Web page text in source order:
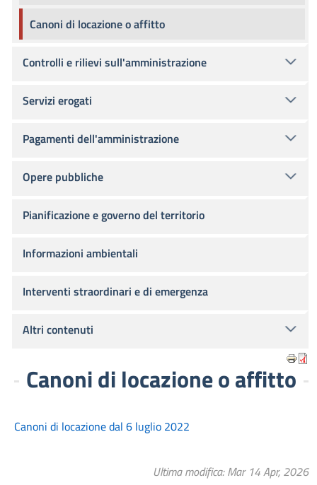
Canoni di locazione o affitto
Controlli e rilievi sull'amministrazione
Servizi erogati
Pagamenti dell'amministrazione
Opere pubbliche
Pianificazione e governo del territorio
Informazioni ambientali
Interventi straordinari e di emergenza
Altri contenuti
Canoni di locazione o affitto
Canoni di locazione dal 6 luglio 2022
Ultima modifica Mar 14 Apr, 2026